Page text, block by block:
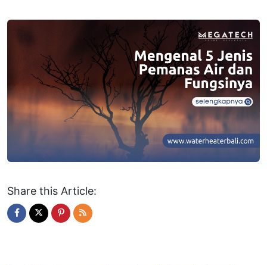
Share this Article: